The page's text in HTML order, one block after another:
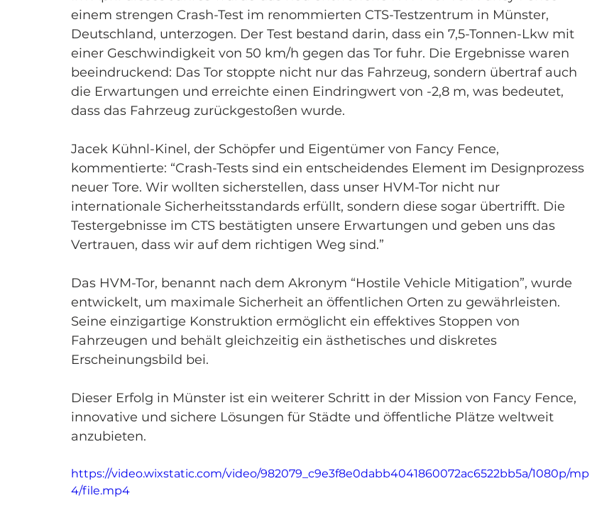
einem strengen Crash-Test im renommierten CTS-Testzentrum in Münster,
Deutschland, unterzogen. Der Test bestand darin, dass ein 7,5-Tonnen-Lkw mit
einer Geschwindigkeit von 50 km/h gegen das Tor fuhr. Die Ergebnisse waren
beeindruckend: Das Tor stoppte nicht nur das Fahrzeug, sondern übertraf auch
die Erwartungen und erreichte einen Eindringwert von -2,8 m, was bedeutet,
dass das Fahrzeug zurückgestoßen wurde.
Jacek Kühnl-Kinel, der Schöpfer und Eigentümer von Fancy Fence,
kommentierte: “Crash-Tests sind ein entscheidendes Element im Designprozess
neuer Tore. Wir wollten sicherstellen, dass unser HVM-Tor nicht nur
internationale Sicherheitsstandards erfüllt, sondern diese sogar übertrifft. Die
Testergebnisse im CTS bestätigten unsere Erwartungen und geben uns das
Vertrauen, dass wir auf dem richtigen Weg sind.”
Das HVM-Tor, benannt nach dem Akronym “Hostile Vehicle Mitigation”, wurde
entwickelt, um maximale Sicherheit an öffentlichen Orten zu gewährleisten.
Seine einzigartige Konstruktion ermöglicht ein effektives Stoppen von
Fahrzeugen und behält gleichzeitig ein ästhetisches und diskretes
Erscheinungsbild bei.
Dieser Erfolg in Münster ist ein weiterer Schritt in der Mission von Fancy Fence,
innovative und sichere Lösungen für Städte und öffentliche Plätze weltweit
anzubieten.
https://video.wixstatic.com/video/982079_c9e3f8e0dabb4041860072ac6522bb5a/1080p/mp
4/file.mp4